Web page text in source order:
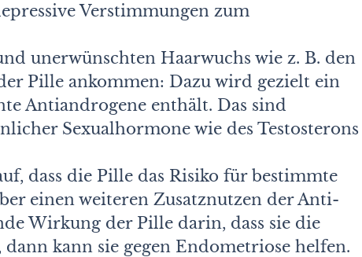
Verstimmungen zum
unerwünschten Haarwuchs wie z. B. den
Pille ankommen: Dazu wird gezielt ein
Antiandrogene enthält. Das sind
Sexualhormone wie des Testosterons
dass die Pille das Risiko für bestimmte
einen weiteren Zusatznutzen der Anti-
Wirkung der Pille darin, dass sie die
kann sie gegen Endometriose helfen.